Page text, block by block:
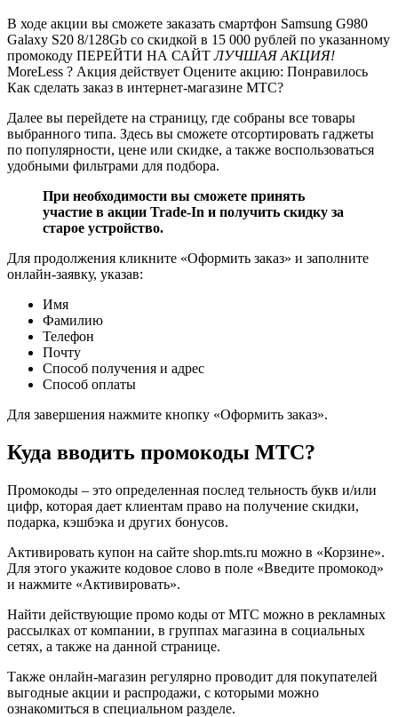
В ходе акции вы сможете заказать смартфон Samsung G980
Galaxy S20 8/128Gb со скидкой в 15 000 рублей по указанному
промокоду ПЕРЕЙТИ НА САЙТЛУЧШАЯ АКЦИЯ!
MoreLess ? Акция действует Оцените акцию: Понравилось
Как сделать заказ в интернет-магазине МТС?
Далее вы перейдете на страницу, где собраны все товары
выбранного типа. Здесь вы сможете отсортировать гаджеты
по популярности, цене или скидке, а также воспользоваться
удобными фильтрами для подбора.
При необходимости вы сможете принять
участие в акции Trade-In и получить скидку за
старое устройство.
Для продолжения кликните «Оформить заказ» и заполните
онлайн-заявку, указав:
Имя
Фамилию
Телефон
Почту
Способ получения и адрес
Способ оплаты
Для завершения нажмите кнопку «Оформить заказ».
Куда вводить промокоды МТС?
Промокоды – это определенная послед тельность букв и/или
цифр, которая дает клиентам право на получение скидки,
подарка, кэшбэка и других бонусов.
Активировать купон на сайте shop.mts.ru можно в «Корзине».
Для этого укажите кодовое слово в поле «Введите промокод»
и нажмите «Активировать».
Найти действующие промо коды от МТС можно в рекламных
рассылках от компании, в группах магазина в социальных
сетях, а также на данной странице.
Также онлайн-магазин регулярно проводит для покупателей
выгодные акции и распродажи, с которыми можно
ознакомиться в специальном разделе.